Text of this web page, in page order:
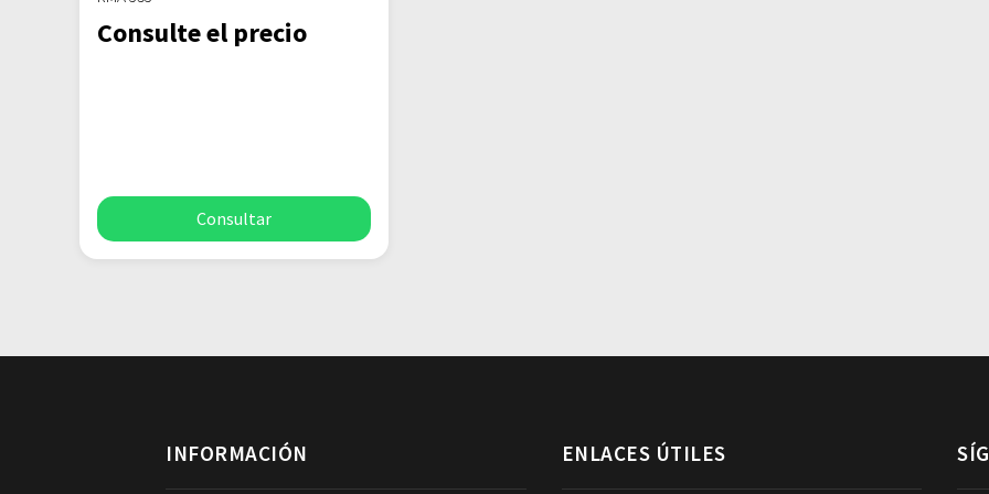
Consulte el precio
Consultar
INFORMACIÓN ENLACES ÚTILES